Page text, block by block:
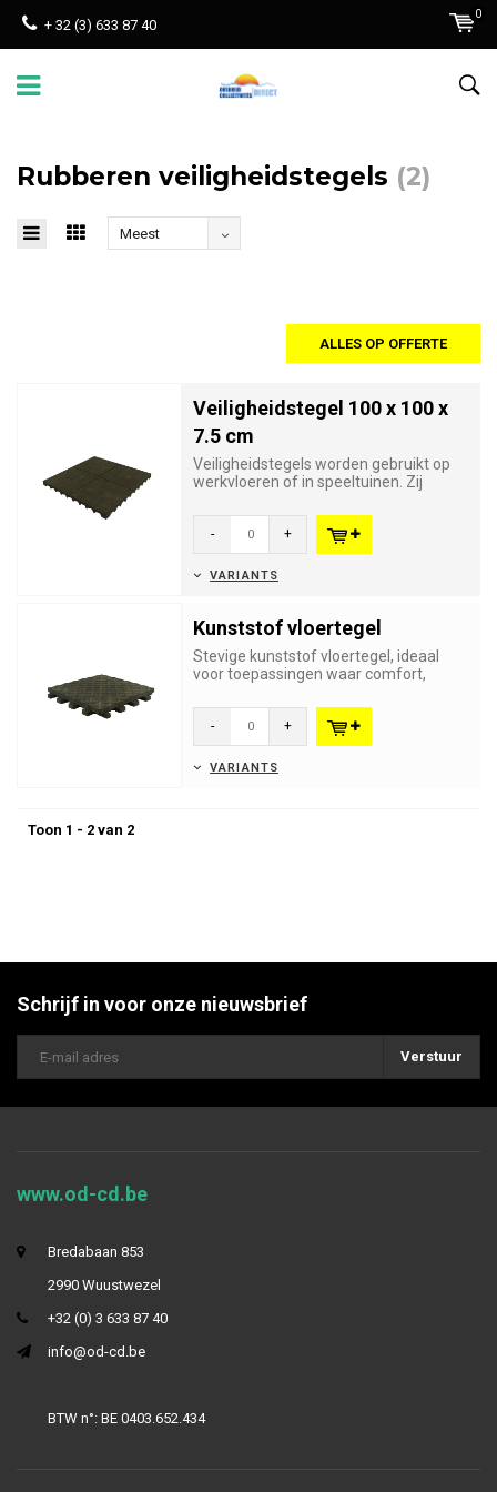
+ 32 (3) 633 87 40
0
Rubberen veiligheidstegels (2)
Meest
ALLES OP OFFERTE
Veiligheidstegel 100 x 100 x
7.5 cm
Veiligheidstegels worden gebruikt op
werkvloeren of in speeltuinen. Zij
- +
VARIANTS
Kunststof vloertegel
Stevige kunststof vloertegel, ideaal
voor toepassingen waar comfort,
- +
VARIANTS
Toon 1 - 2 van 2
Schrijf in voor onze nieuwsbrief
Verstuur
www.od-cd.be
Bredabaan 853
2990 Wuustwezel
+32 (0) 3 633 87 40
info@od-cd.be
BTW n°: BE 0403.652.434